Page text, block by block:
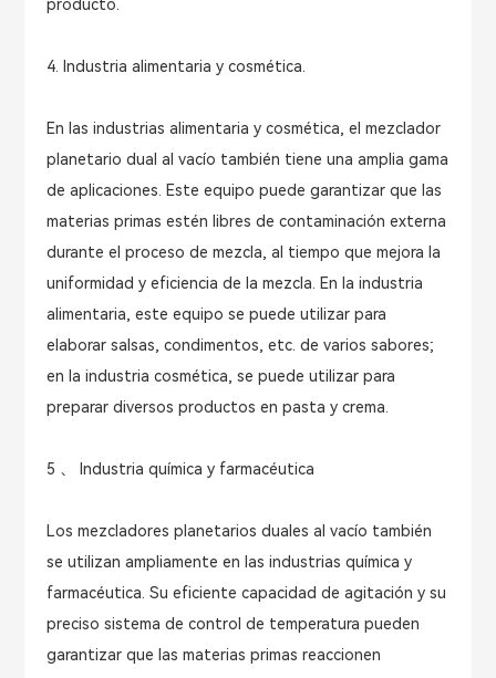
producto.
4. Industria alimentaria y cosmética.
En las industrias alimentaria y cosmética, el mezclador
planetario dual al vacío también tiene una amplia gama
de aplicaciones. Este equipo puede garantizar que las
materias primas estén libres de contaminación externa
durante el proceso de mezcla, al tiempo que mejora la
uniformidad y eficiencia de la mezcla. En la industria
alimentaria, este equipo se puede utilizar para
elaborar salsas, condimentos, etc. de varios sabores;
en la industria cosmética, se puede utilizar para
preparar diversos productos en pasta y crema.
5 、 Industria química y farmacéutica
Los mezcladores planetarios duales al vacío también
se utilizan ampliamente en las industrias química y
farmacéutica. Su eficiente capacidad de agitación y su
preciso sistema de control de temperatura pueden
garantizar que las materias primas reaccionen